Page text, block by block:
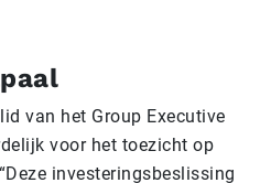
van het Group Executive
voor het toezicht op
investeringsbeslissing